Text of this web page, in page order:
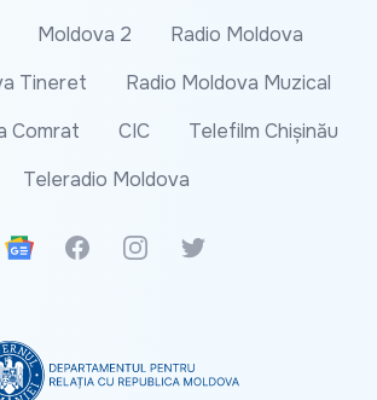
Moldova 2
Radio Moldova
Tineret
Radio Moldova Muzical
Comrat
CIC
Telefilm Chișinău
Teleradio Moldova
Google News
FacebookInstagramTwitter